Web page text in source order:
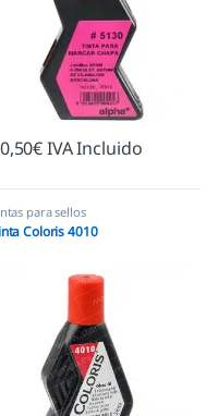
€IVA Incluido
para sellos
Coloris 4010